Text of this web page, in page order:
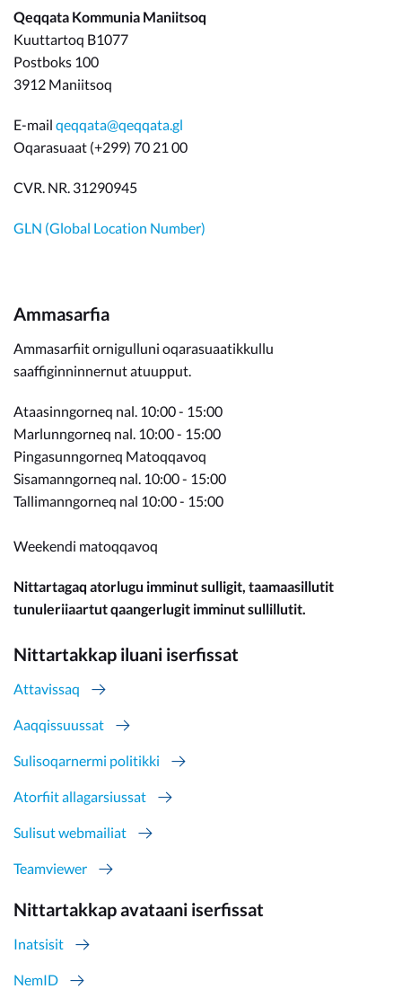
Qeqqata Kommunia Maniitsoq
Kuuttartoq B1077
Postboks 100
3912 Maniitsoq
E-mail qeqqata@qeqqata.gl
Oqarasuaat (+299) 70 21 00
CVR. NR. 31290945
GLN (Global Location Number)
Ammasarfia
Ammasarfiit ornigulluni oqarasuaatikkullu
saaffiginninnernut atuupput.
Ataasinngorneq nal. 10:00 - 15:00
Marlunngorneq nal. 10:00 - 15:00
Pingasunngorneq Matoqqavoq
Sisamanngorneq nal. 10:00 - 15:00
Tallimanngorneq nal 10:00 - 15:00
Weekendi matoqqavoq
Nittartagaq atorlugu imminut sulligit, taamaasillutit
tunuleriiaartut qaangerlugit imminut sullillutit.
Nittartakkap iluani iserfissat
Attavissaq
Aaqqissuussat
Sulisoqarnermi politikki
Atorfiit allagarsiussat
Sulisut webmailiat
Teamviewer
Nittartakkap avataani iserfissat
Inatsisit
NemID